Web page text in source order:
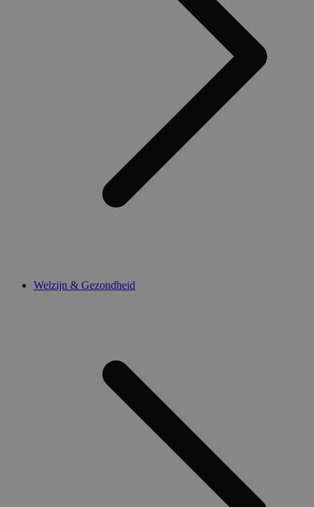
Welzijn & Gezondheid